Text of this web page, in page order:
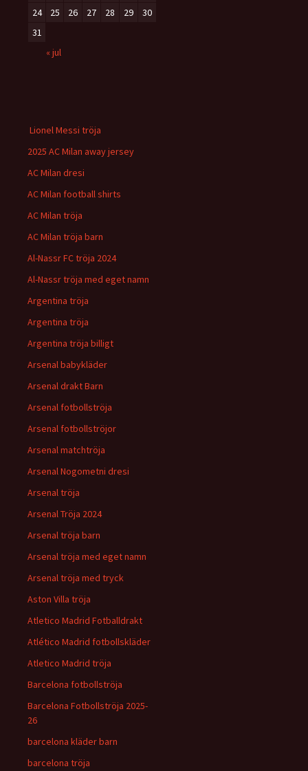
24
25 26 27 28 29
30
31
« jul
Lionel Messi tröja
2025 AC Milan away jersey
AC Milan dresi
AC Milan football shirts
AC Milan tröja
AC Milan tröja barn
Al-Nassr FC tröja 2024
Al-Nassr tröja med eget namn
Argentina tröja
Argentina tröja
Argentina tröja billigt
Arsenal babykläder
Arsenal drakt Barn
Arsenal fotbollströja
Arsenal fotbollströjor
Arsenal matchtröja
Arsenal Nogometni dresi
Arsenal tröja
Arsenal Tröja 2024
Arsenal tröja barn
Arsenal tröja med eget namn
Arsenal tröja med tryck
Aston Villa tröja
Atletico Madrid Fotballdrakt
Atlético Madrid fotbollskläder
Atletico Madrid tröja
Barcelona fotbollströja
Barcelona Fotbollströja 2025-
26
barcelona kläder barn
barcelona tröja